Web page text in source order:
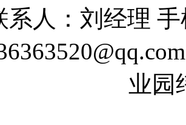
系人：刘经理 手
业园